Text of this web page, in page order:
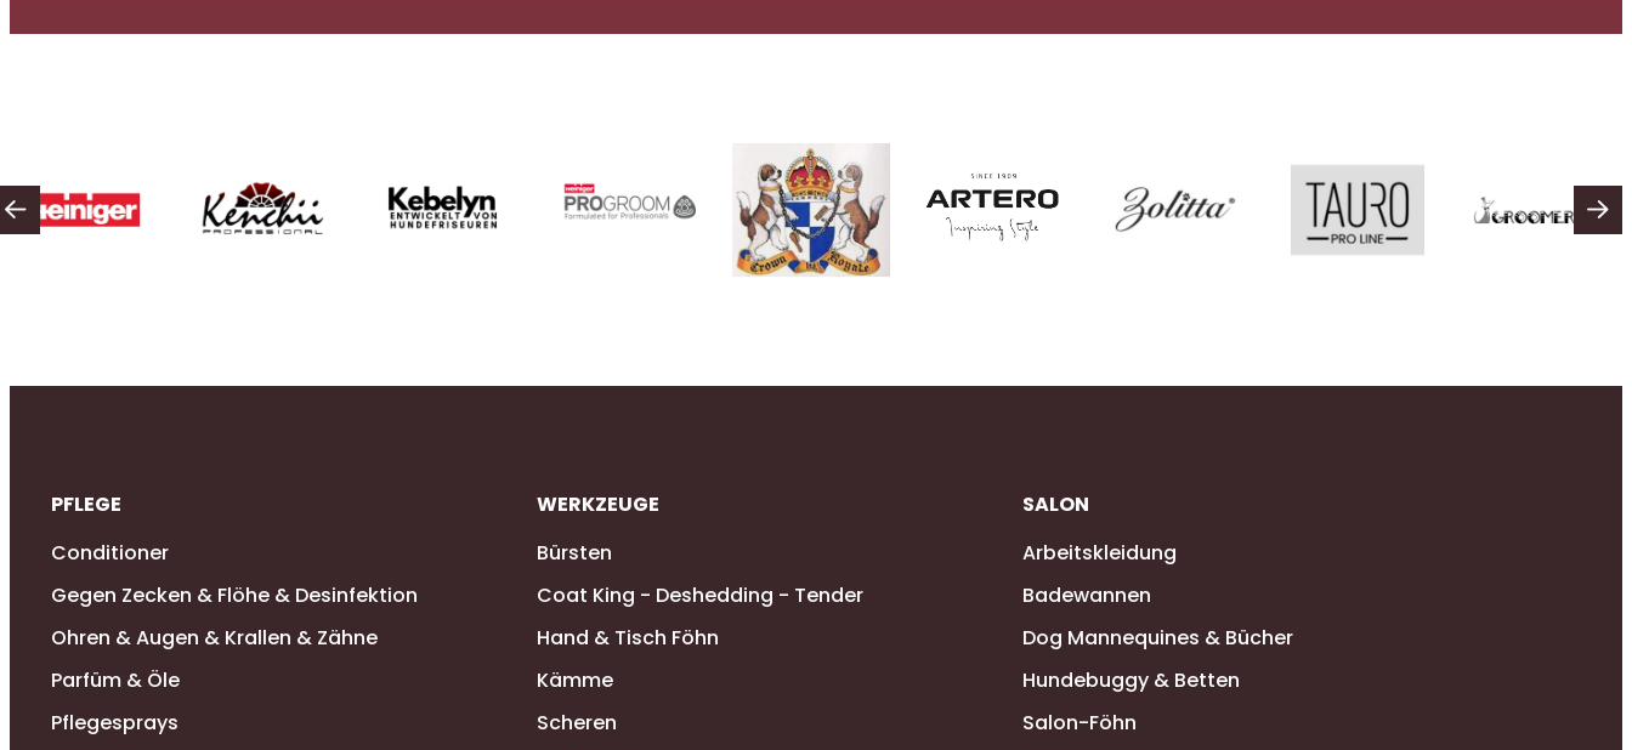
PFLEGE
Conditioner
Gegen Zecken & Flöhe & Desinfektion
Ohren & Augen & Krallen & Zähne
Parfüm & Öle
Pflegesprays
WERKZEUGE
Bürsten
Coat King - Deshedding - Tender
Hand & Tisch Föhn
Kämme
Scheren
SALON
Arbeitskleidung
Badewannen
Dog Mannequines & Bücher
Hundebuggy & Betten
Salon-Föhn